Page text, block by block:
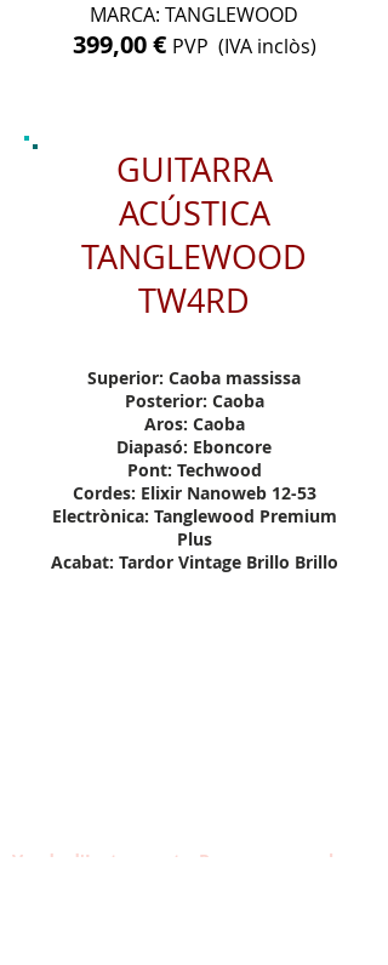
MARCA: TANGLEWOOD
399,00 € PVP (IVA inclòs)
GUITARRA
ACÚSTICA
TANGLEWOOD
TW4RD
Superior: Caoba massissa
Posterior: Caoba
Aros: Caoba
Diapasó: Eboncore
Pont: Techwood
Cordes: Elixir Nanoweb 12-53
Electrònica: Tanglewood Premium
Plus
Acabat: Tardor Vintage Brillo Brillo
Venda d'Instruments. Per comprovar la